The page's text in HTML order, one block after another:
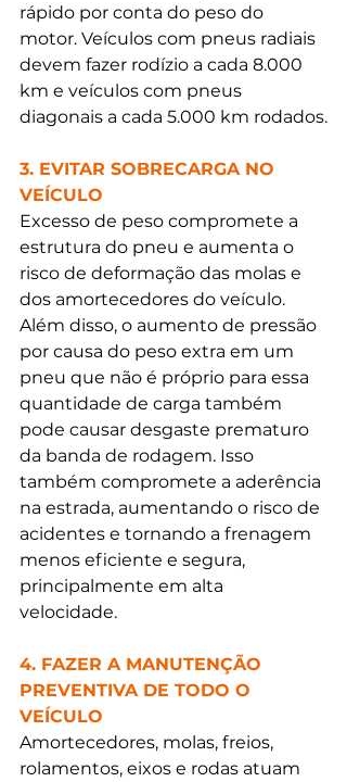
rápido por conta do peso do
motor. Veículos com pneus radiais
devem fazer rodízio a cada 8.000
km e veículos com pneus
diagonais a cada 5.000 km rodados.
3. EVITAR SOBRECARGA NO
VEÍCULO
Excesso de peso compromete a
estrutura do pneu e aumenta o
risco de deformação das molas e
dos amortecedores do veículo.
Além disso, o aumento de pressão
por causa do peso extra em um
pneu que não é próprio para essa
quantidade de carga também
pode causar desgaste prematuro
da banda de rodagem. Isso
também compromete a aderência
na estrada, aumentando o risco de
acidentes e tornando a frenagem
menos eficiente e segura,
principalmente em alta
velocidade.
4. FAZER A MANUTENÇÃO
PREVENTIVA DE TODO O
VEÍCULO
Amortecedores, molas, freios,
rolamentos, eixos e rodas atuam